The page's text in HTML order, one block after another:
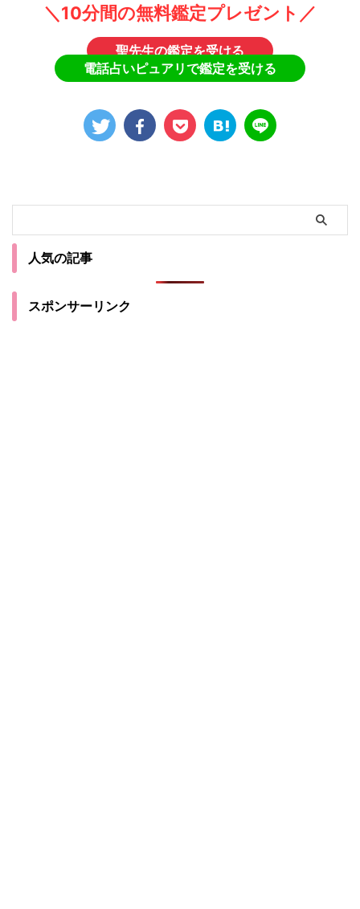
＼10分間の無料鑑定プレゼント／
聖先生の鑑定を受ける
電話占いピュアリで鑑定を受ける
人気の記事
スポンサーリンク